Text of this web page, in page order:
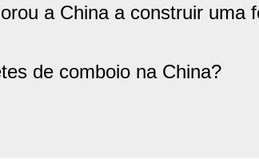
a China a construir uma
de comboio na China?